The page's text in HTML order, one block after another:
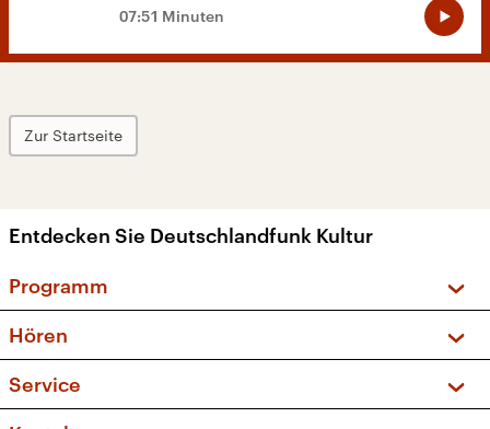
07:51 Minuten
Zur Startseite
Entdecken Sie Deutschlandfunk Kultur
Programm
Sendungen und Podcasts
Musikliste
Hören
Frequenzen (UKW + DAB+)
Service